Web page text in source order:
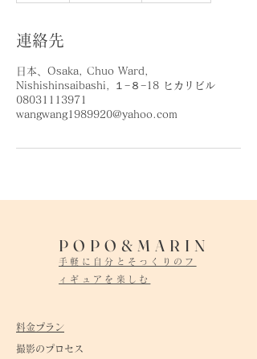
連絡先
日本、Osaka, Chuo Ward,
Nishishinsaibashi, １−８−18 ヒカリビル
08031113971
wangwang1989920@yahoo.com
POPO&MARIN
手軽に自分とそっくりのフ
ィギュアを楽しむ
料金プラン
撮影のプロセス